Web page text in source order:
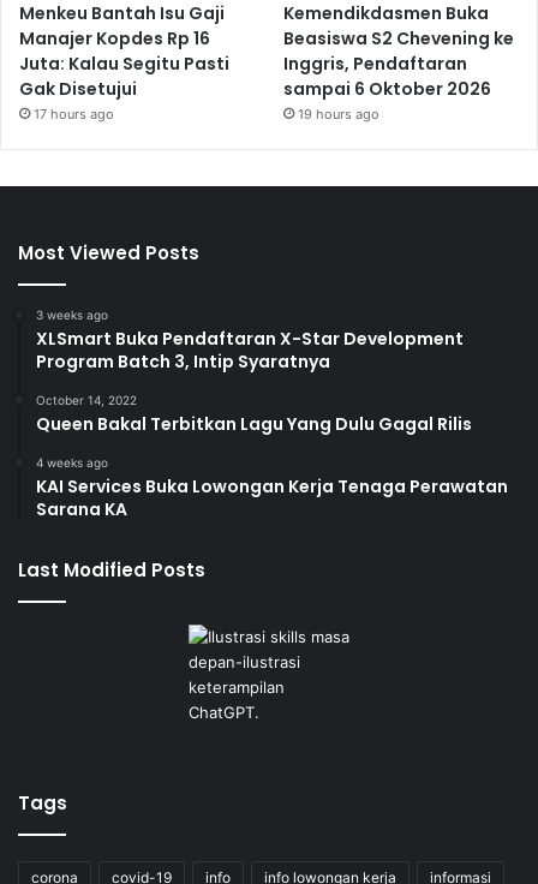
Menkeu Bantah Isu Gaji
Manajer Kopdes Rp 16
Juta: Kalau Segitu Pasti
Gak Disetujui
17 hours ago
Kemendikdasmen Buka
Beasiswa S2 Chevening ke
Inggris, Pendaftaran
sampai 6 Oktober 2026
19 hours ago
Most Viewed Posts
3 weeks ago
XLSmart Buka Pendaftaran X-Star Development
Program Batch 3, Intip Syaratnya
October 14, 2022
Queen Bakal Terbitkan Lagu Yang Dulu Gagal Rilis
4 weeks ago
KAI Services Buka Lowongan Kerja Tenaga Perawatan
Sarana KA
Last Modified Posts
Tags
corona covid-19 info info lowongan kerja informasi